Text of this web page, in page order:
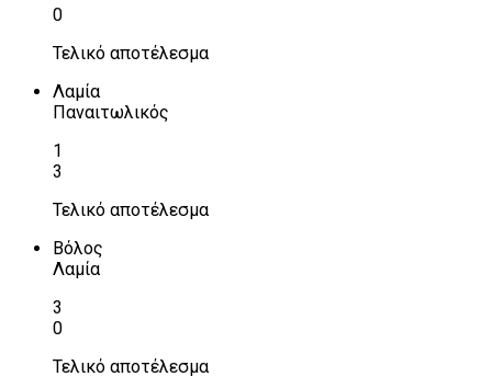
0
Τελικό αποτέλεσμα
Λαμία
Παναιτωλικός
1
3
Τελικό αποτέλεσμα
Βόλος
Λαμία
3
0
Τελικό αποτέλεσμα